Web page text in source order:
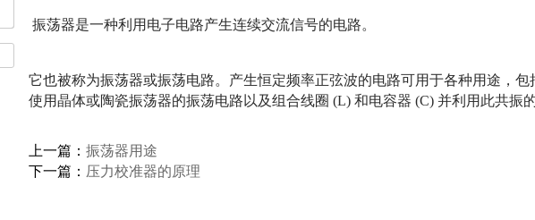
振荡器是一种利用电子电路产生连续交流信号的电路。
它也被称为振荡器或振荡电路。产生恒定频率正弦波的电路可用于各种用途，包
使用晶体或陶瓷振荡器的振荡电路以及组合线圈 (L) 和电容器 (C) 并利用此共振
上一篇： 振荡器用途
下一篇： 压力校准器的原理